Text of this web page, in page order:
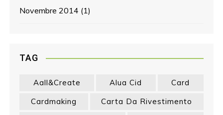
Novembre 2014 (1)
TAG
Aall&create Alua Cid
Card
Cardmaking
Carta Da Rivestimento